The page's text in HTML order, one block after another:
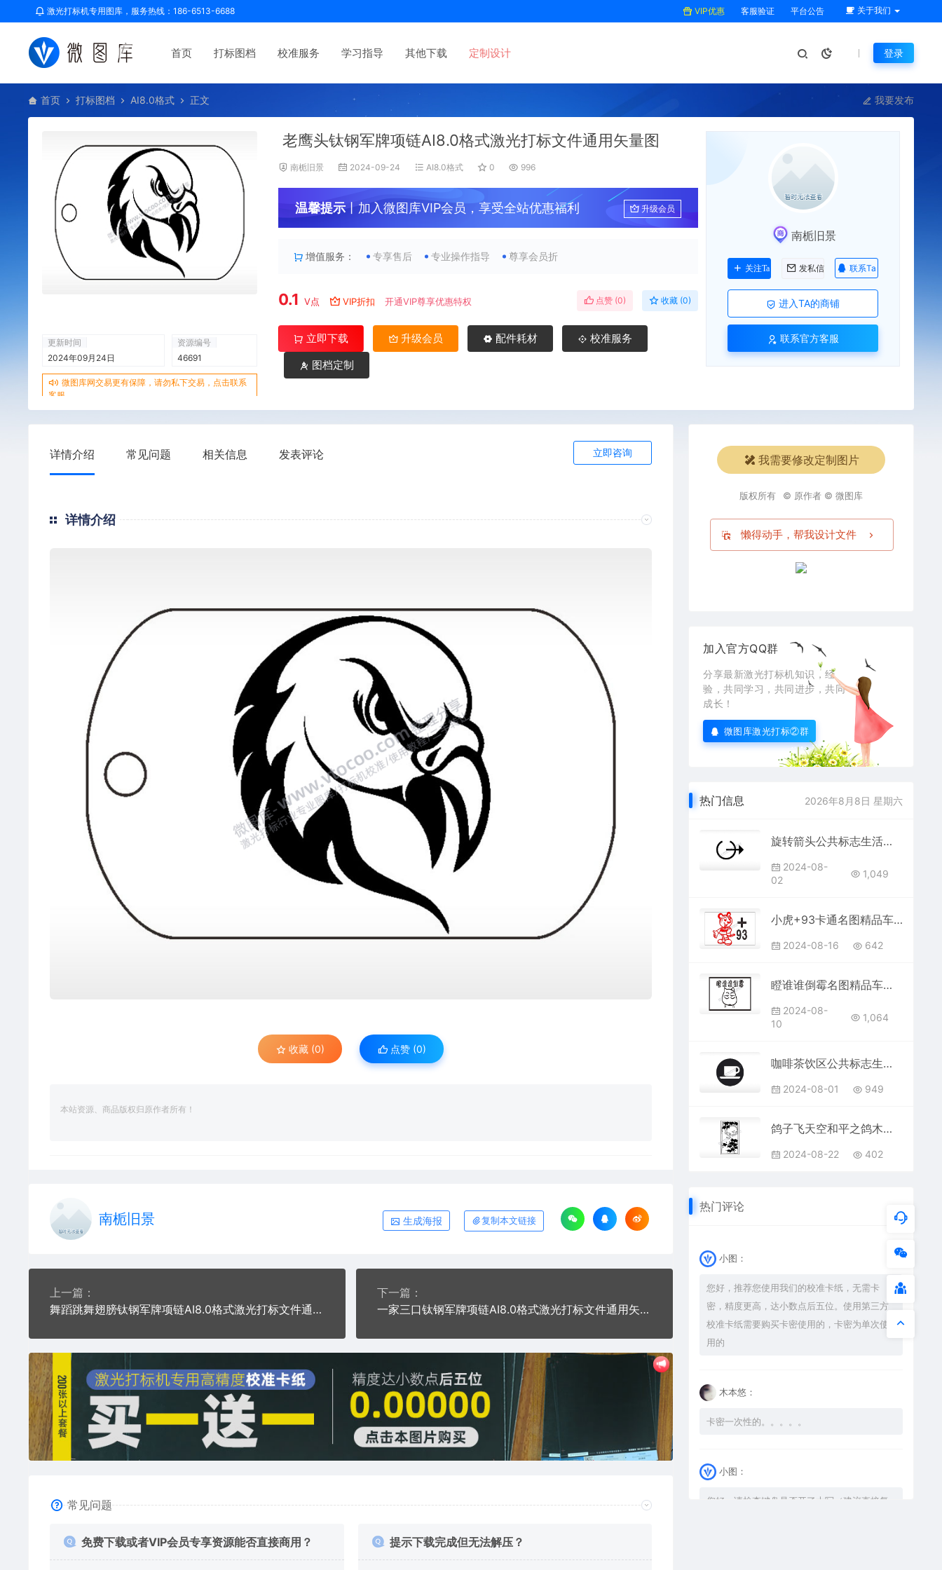
激光打标机专用图库，服务热线：186-6513-6688 VIP优惠 客服验证 平台公告 关于我们
首页 打标图档 校准服务 学习指导 其他下载 定制设计 登录
首页 打标图档 AI8.0格式 正文 我要发布
更新时间
2024年09月24日
资源编号
46691
微图库网交易更有保障，请勿私下交易，点击联系
客服
老鹰头钛钢军牌项链AI8.0格式激光打标文件通用矢量图
南栀旧景 2024-09-24 AI8.0格式 0 996
温馨提示丨加入微图库VIP会员，享受全站优惠福利 升级会员
增值服务： 专享售后 专业操作指导 尊享会员折
0.1 V点 VIP折扣 开通VIP尊享优惠特权 点赞 (0) 收藏 (0)
立即下载 升级会员 配件耗材
校准服务
图档定制
南栀旧景
关注Ta 发私信 联系Ta
进入TA的商铺
联系官方客服
详情介绍 常见问题 相关信息 发表评论 立即咨询
详情介绍
收藏 (0) 点赞 (0)
本站资源、商品版权归原作者所有！
南栀旧景 生成海报 复制本文链接
上一篇：
舞蹈跳舞翅膀钛钢军牌项链AI8.0格式激光打标文件通用矢量图
下一篇：
一家三口钛钢军牌项链AI8.0格式激光打标文件通用矢量图
常见问题
免费下载或者VIP会员专享资源能否直接商用？ 提示下载完成但无法解压？
我需要修改定制图片
版权所有 © 原作者 © 微图库
懒得动手，帮我设计文件
加入官方QQ群
分享最新激光打标机知识，经
验，共同学习，共同进步，共同
成长！
微图库激光打标②群
热门信息 2026年8月8日 星期六
旋转箭头公共标志生活日常公共图标系列布告栏黑色白色
2024-08-
02
1,049
小虎+93卡通名图精品车贴精选AI8.0格式激光打标文件通用矢量图
2024-08-16 642
瞪谁谁倒霉名图精品车贴精选
2024-08-
10
1,064
咖啡茶饮区公共标志生活日常公共图标系列布告栏黑色白色
2024-08-01 949
鸽子飞天空和平之鸽木牌打火机AI8.0格式激光打标文件通用矢量图
2024-08-22 402
热门评论
小图：
您好，推荐您使用我们的校准卡纸，无需卡
密，精度更高，达小数点后五位。使用第三方
校准卡纸需要购买卡密使用的，卡密为单次使
用的
木本悠：
卡密一次性的。。。。。
小图：
您好，请检查键盘是否开了大写（建议直接复